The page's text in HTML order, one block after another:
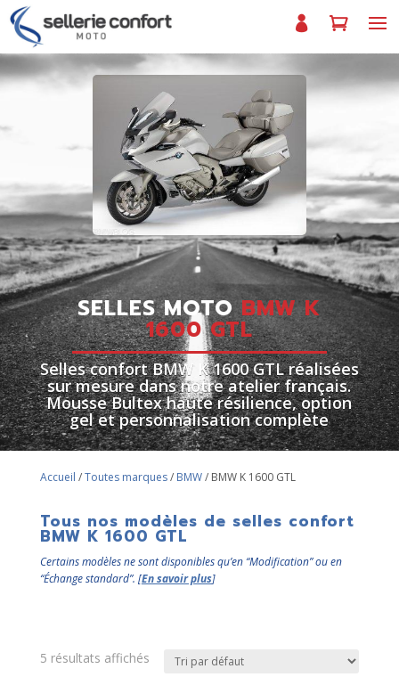
SELLES MOTOBMW K
1600 GTL
Selles confort BMW K 1600 GTL réalisées
sur mesure dans notre atelier français.
Mousse Bultex haute résilience, option
gel et personnalisation complète
Accueil /Toutes marques/ BMW/ BMW K 1600 GTL
Tous nos modèles de selles confort
BMW K 1600 GTL
Certains modèles ne sont disponibles qu’en “Modification” ou en
“Échange standard”. [En savoir plus]
5 résultats affichés